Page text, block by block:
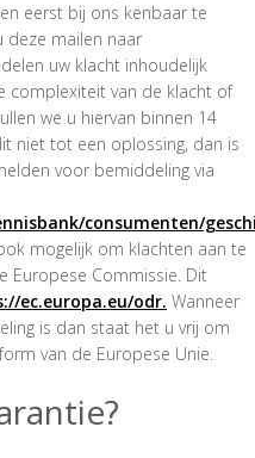
eerst bij ons kenbaar te
deze mailen naar
uw klacht inhoudelijk
complexiteit van de klacht of
we u hiervan binnen 14
niet tot een oplossing, dan is
voor bemiddeling via
consumenten/
mogelijk om klachten aan te
Europese Commissie. Dit
ec.europa.eu/odr. Wanneer
is dan staat het u vrij om
van de Europese Unie.